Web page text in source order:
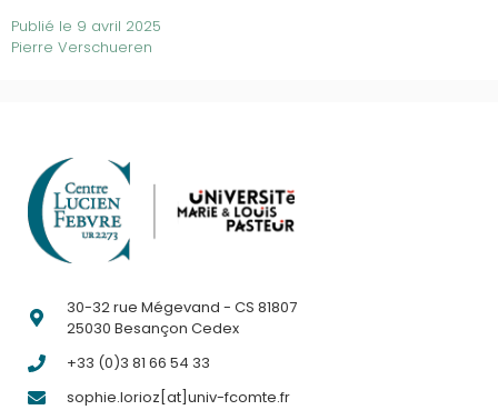
Publié le 9 avril 2025
Pierre Verschueren
30-32 rue Mégevand - CS 81807
25030 Besançon Cedex
+33 (0)3 81 66 54 33
sophie.lorioz[at]univ-fcomte.fr